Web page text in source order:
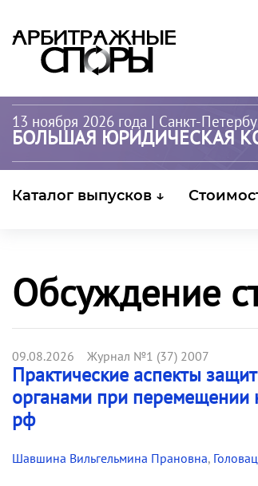
13 ноября 2026 года | Санкт-
БОЛЬШАЯ ЮРИДИЧЕСКАЯ
Каталог выпусков ↓
Обсуждение
09.08.2026 Журнал №1 (37) 2007
Практические аспекты
органами при перемещении
рф
Шавшина Вильгельмина Прановна,